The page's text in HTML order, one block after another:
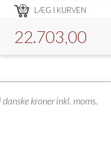
LÆG I KURVEN
22.703,00
kroner inkl. moms.